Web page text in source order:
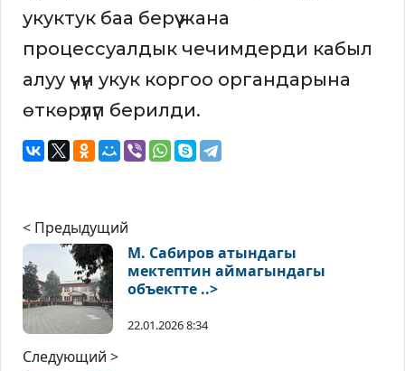
укуктук баа берүү жана
процессуалдык чечимдерди кабыл
алуу үчүн укук коргоо органдарына
өткөрүлүп берилди.
< Предыдущий
М. Сабиров атындагы
мектептин аймагындагы
объектте ..>
22.01.2026 8:34
Следующий >